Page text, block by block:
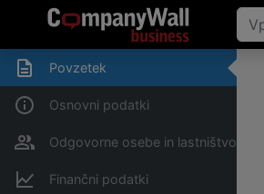
Povzetek
Osnovni podatki
Odgovorne osebe in lastništvo
Finančni podatki